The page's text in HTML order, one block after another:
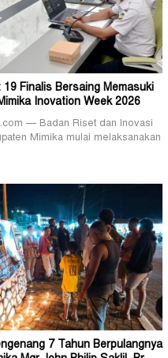
Finalis Bersaing Memasuki
Inovation Week 2026
— Badan Riset dan Inovasi
Mimika mulai melaksanakan
7 Tahun Berpulangnya